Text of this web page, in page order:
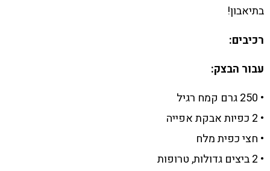
בתיאבון!
רכיבים:
עבור הבצק:
• 250 גרם קמח רגיל
• 2 כפיות אבקת אפייה
• חצי כפית מלח
• 2 ביצים גדולות, טרופות